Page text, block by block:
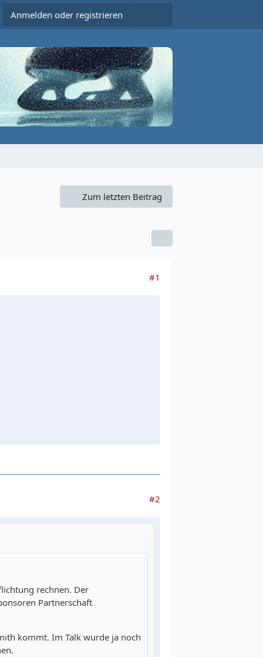
Anmelden oder registrieren
Zum letzten Beitrag
#1
#2
rechnen. Der
Partnerschaft
kommt. Im Talk wurde ja noch